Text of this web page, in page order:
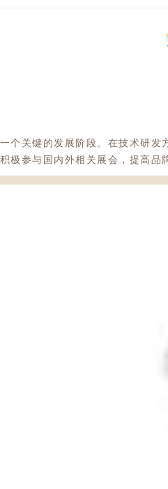
个关键的发展阶段。在技术研
极参与国内外相关展会，提高品